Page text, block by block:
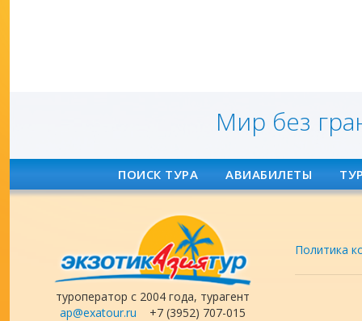
Мир без
ПОИСК ТУРА АВИАБИЛЕТЫ
туроператор с 2004 года, турагент
ap@exatour.ru +7 (3952) 707-015
Политика